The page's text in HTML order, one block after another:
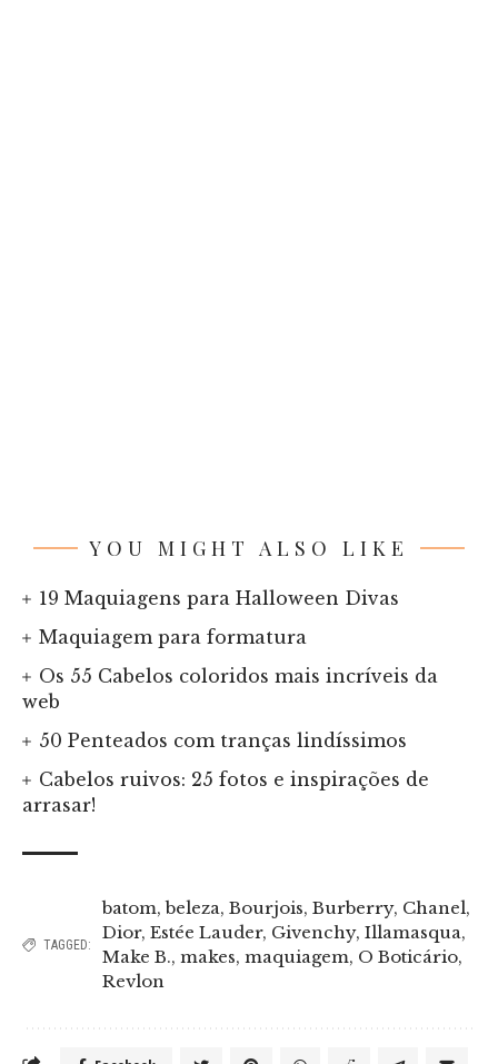
YOU MIGHT ALSO LIKE
19 Maquiagens para Halloween Divas
Maquiagem para formatura
Os 55 Cabelos coloridos mais incríveis da
web
50 Penteados com tranças lindíssimos
Cabelos ruivos: 25 fotos e inspirações de
arrasar!
TAGGED:
batom,beleza, Bourjois, Burberry, Chanel,
Dior, Estée Lauder, Givenchy, Illamasqua,
Make B., makes, maquiagem, O Boticário,
Revlon